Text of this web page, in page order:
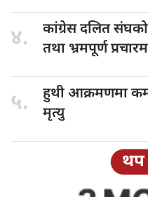
४. कांग्रेस दलित
तथा भ्रमपूर्ण
५. हुथी आक्रमणमा
मृत्यु